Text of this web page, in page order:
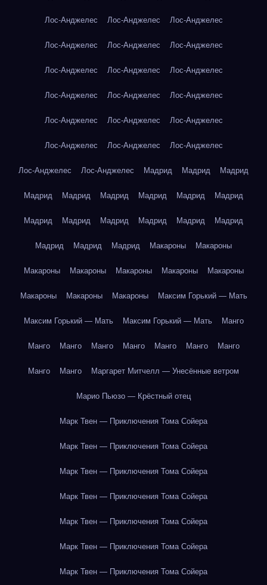
Лос-Анджелес Лос-Анджелес Лос-Анджелес
Лос-Анджелес Лос-Анджелес Лос-Анджелес
Лос-Анджелес Лос-Анджелес Лос-Анджелес
Лос-Анджелес Лос-Анджелес Лос-Анджелес
Лос-Анджелес Лос-Анджелес Лос-Анджелес
Лос-Анджелес Лос-Анджелес Лос-Анджелес
Лос-Анджелес Лос-Анджелес Мадрид Мадрид Мадрид
Мадрид Мадрид Мадрид Мадрид Мадрид Мадрид
Мадрид Мадрид Мадрид Мадрид Мадрид Мадрид
Мадрид Мадрид Мадрид Макароны Макароны
Макароны Макароны Макароны Макароны Макароны
Макароны Макароны Макароны Максим Горький — Мать
Максим Горький — Мать Максим Горький — Мать Манго
Манго Манго Манго Манго Манго Манго Манго
Манго Манго Маргарет Митчелл — Унесённые ветром
Марио Пьюзо — Крёстный отец
Марк Твен — Приключения Тома Сойера
Марк Твен — Приключения Тома Сойера
Марк Твен — Приключения Тома Сойера
Марк Твен — Приключения Тома Сойера
Марк Твен — Приключения Тома Сойера
Марк Твен — Приключения Тома Сойера
Марк Твен — Приключения Тома Сойера